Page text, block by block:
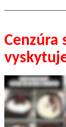
Cenzúra